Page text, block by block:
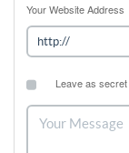
Your Website Address
Leave as secret